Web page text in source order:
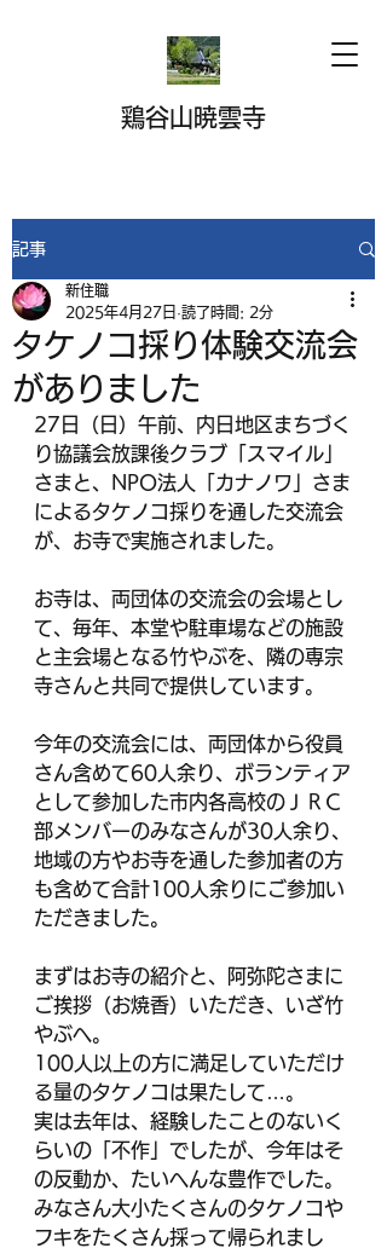
鶏谷山暁雲寺
記事
タケノコ採り体験交流会
がありました
新住職
2025年4月27日 読了時間: 2分
27日（日）午前、内日地区まちづく
り協議会放課後クラブ「スマイル」
さまと、NPO法人「カナノワ」さま
によるタケノコ採りを通した交流会
が、お寺で実施されました。
お寺は、両団体の交流会の会場とし
て、毎年、本堂や駐車場などの施設
と主会場となる竹やぶを、隣の専宗
寺さんと共同で提供しています。
今年の交流会には、両団体から役員
さん含めて60人余り、ボランティア
として参加した市内各高校のＪＲＣ
部メンバーのみなさんが30人余り、
地域の方やお寺を通した参加者の方
も含めて合計100人余りにご参加い
ただきました。
まずはお寺の紹介と、阿弥陀さまに
ご挨拶（お焼香）いただき、いざ竹
やぶへ。
100人以上の方に満足していただけ
る量のタケノコは果たして…。
実は去年は、経験したことのないく
らいの「不作」でしたが、今年はそ
の反動か、たいへんな豊作でした。
みなさん大小たくさんのタケノコや
フキをたくさん採って帰られまし